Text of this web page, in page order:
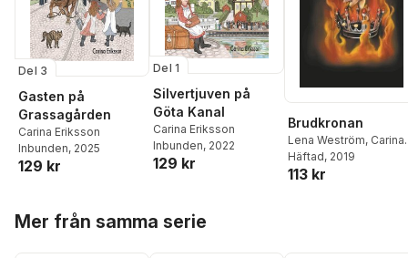
Del 3
Gasten på
Grassagården
Carina Eriksson
Inbunden, 2025
129 kr
Del 1
Silvertjuven på
Göta Kanal
Carina Eriksson
Inbunden, 2022
129 kr
Brudkronan
Lena Weström, Carina
Eriksson
Häftad, 2019
113 kr
Mer från samma serie